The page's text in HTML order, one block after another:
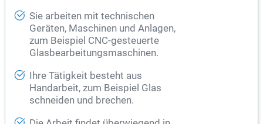
Sie arbeiten mit technischen
Geräten, Maschinen und Anlagen,
zum Beispiel CNC-gesteuerte
Glasbearbeitungsmaschinen.
Ihre Tätigkeit besteht aus
Handarbeit, zum Beispiel Glas
schneiden und brechen.